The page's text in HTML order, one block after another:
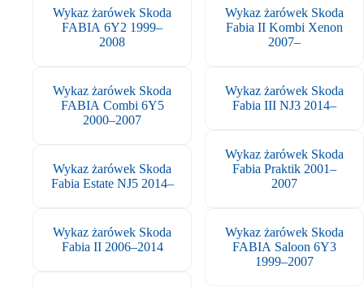
Wykaz żarówek Skoda
FABIA 6Y2 1999–
2008
Wykaz żarówek Skoda
FABIA Combi 6Y5
2000–2007
Wykaz żarówek Skoda
Fabia Estate NJ5 2014–
Wykaz żarówek Skoda
Fabia II 2006–2014
Wykaz żarówek Skoda
Fabia II Kombi Xenon
2007–
Wykaz żarówek Skoda
Fabia III NJ3 2014–
Wykaz żarówek Skoda
Fabia Praktik 2001–
2007
Wykaz żarówek Skoda
FABIA Saloon 6Y3
1999–2007